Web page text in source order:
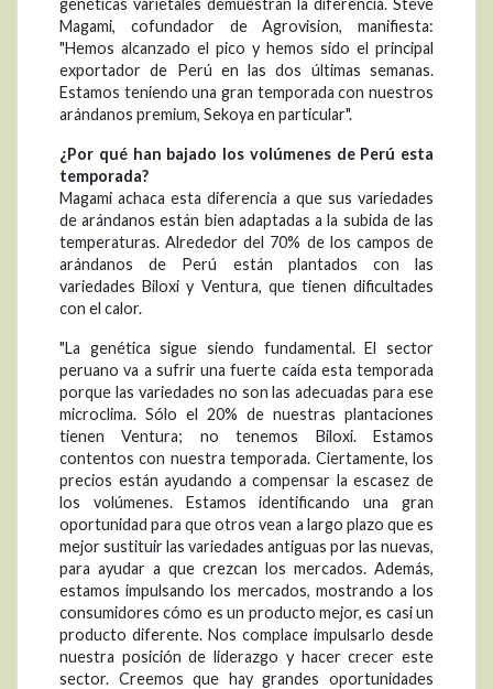
genéticas varietales demuestran la diferencia. Steve
Magami, cofundador de Agrovision, manifiesta:
"Hemos alcanzado el pico y hemos sido el principal
exportador de Perú en las dos últimas semanas.
Estamos teniendo una gran temporada con nuestros
arándanos premium, Sekoya en particular".
¿Por qué han bajado los volúmenes de Perú esta
temporada?
Magami achaca esta diferencia a que sus variedades
de arándanos están bien adaptadas a la subida de las
temperaturas. Alrededor del 70% de los campos de
arándanos de Perú están plantados con las
variedades Biloxi y Ventura, que tienen dificultades
con el calor.
"La genética sigue siendo fundamental. El sector
peruano va a sufrir una fuerte caída esta temporada
porque las variedades no son las adecuadas para ese
microclima. Sólo el 20% de nuestras plantaciones
tienen Ventura; no tenemos Biloxi. Estamos
contentos con nuestra temporada. Ciertamente, los
precios están ayudando a compensar la escasez de
los volúmenes. Estamos identificando una gran
oportunidad para que otros vean a largo plazo que es
mejor sustituir las variedades antiguas por las nuevas,
para ayudar a que crezcan los mercados. Además,
estamos impulsando los mercados, mostrando a los
consumidores cómo es un producto mejor, es casi un
producto diferente. Nos complace impulsarlo desde
nuestra posición de liderazgo y hacer crecer este
sector. Creemos que hay grandes oportunidades